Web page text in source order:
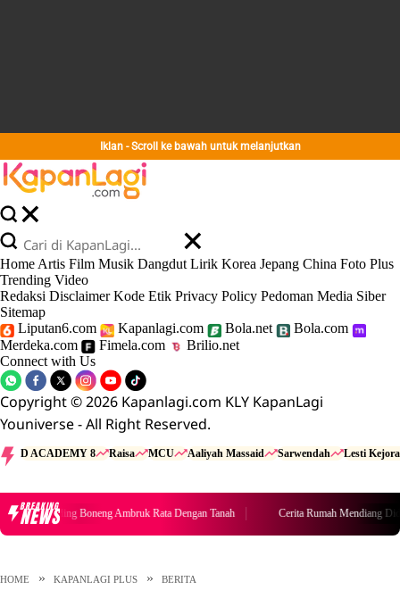
Iklan - Scroll ke bawah untuk melanjutkan
Home Artis Film Musik Dangdut Lirik Korea Jepang China Foto Plus
Trending Video
Redaksi Disclaimer Kode Etik Privacy Policy Pedoman Media Siber
Sitemap
Liputan6.com
Kapanlagi.com Bola.net
Bola.com
Merdeka.com
Fimela.com
Brilio.net
Connect with Us
Copyright © 2026 Kapanlagi.com KLY KapanLagi
Youniverse - All Right Reserved.
D ACADEMY 8 Raisa MCU Aaliyah Massaid Sarwendah Lesti Kejora
BREAKING
NEWS Cerita Rumah Mendiang Diding Boneng Ambruk Rata Dengan Tanah
HOME KAPANLAGI PLUS BERITA